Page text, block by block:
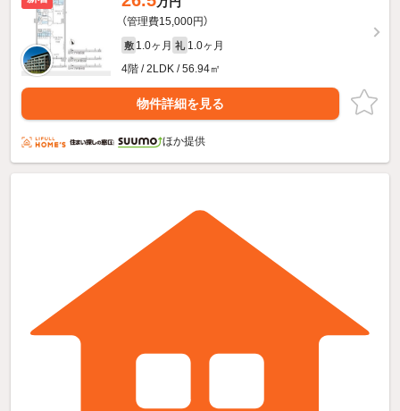
（管理費15,000円）
敷 1.0ヶ月 礼 1.0ヶ月
4階 / 2LDK / 56.94㎡
物件詳細を見る
ほか提供